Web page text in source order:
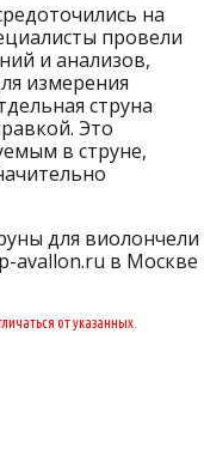
на
провели
и анализов,
измерения
струна
Это
в струне,
для виолончели
avallon.ru в Москве
от указанных.